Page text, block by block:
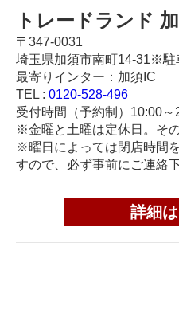
トレードランド
〒347-0031
埼玉県加須市南町14-31※駐
最寄りインター：加須IC
TEL : 0120-528-496
受付時間（予約制）10:00～
※金曜と土曜は定休日。そ
※曜日によっては閉店時間
すので、必ず事前にご連絡下
詳細